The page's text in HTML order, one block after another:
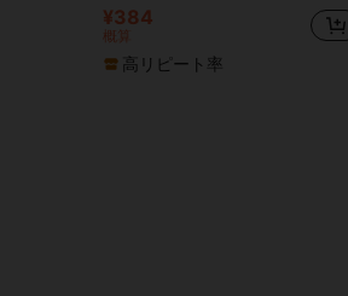
¥384
概算
高リピート率